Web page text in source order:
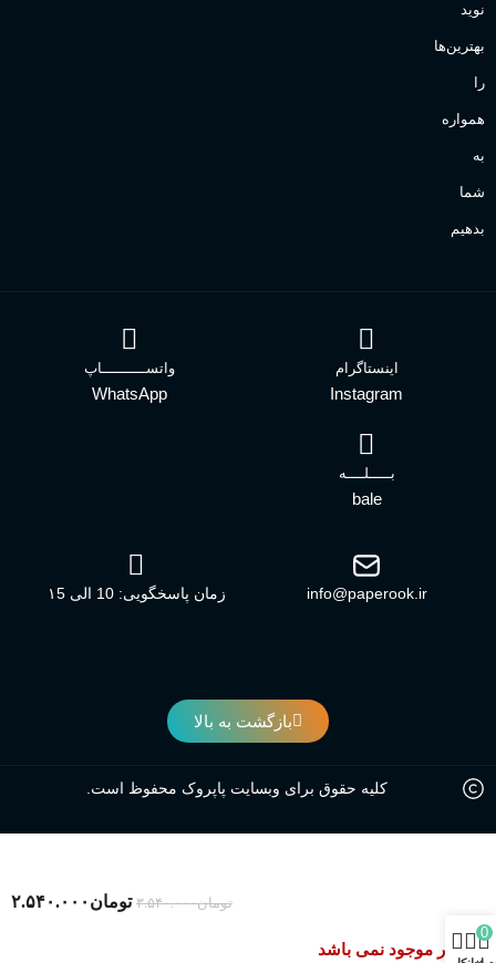
تومان۳.۵۴۰.۰۰۰ تومان ۲.۵۴۰.۰۰۰
در انبار موجود نمی باشد
نوید
بهترین‌ها
را
همواره
به
شما
بدهیم
اینستاگرام
Instagram
واتســــــــــاپ
WhatsApp
بـــــلــــه
bale
info@paperook.ir زمان پاسخگویی: 10 الی ۱5
بازگشت به بالا
کلیه حقوق برای وبسایت پاپروک محفوظ است.
0